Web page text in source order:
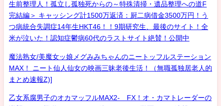
生前整理人！孤立し孤独死からの～特殊清掃・遺品整理への道F
完結編＞ キャッシング計1500万返済：厨二病借金3500万円！う
つ病統合失調症14年生HKT46！！9期研究生、最後のサイト！全
米が泣いた！認知症鬱病60代のラストサイト絶賛！公開中
魔法熟女/美魔女ッ娘メグみみちゃんのニートッフルステーション
MAX！ ニート仙人仙女の映画三昧老後生活！（無職孤独居老人的
まとめ速報Z)]
乙女系腐男子のオカマッフルMAX2- FX！オ・カマトレーダーの